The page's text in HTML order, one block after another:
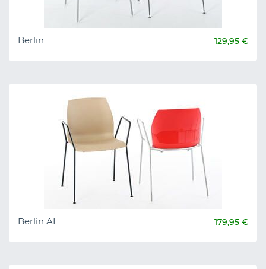
Berlin 129,95 €
Berlin AL 179,95 €